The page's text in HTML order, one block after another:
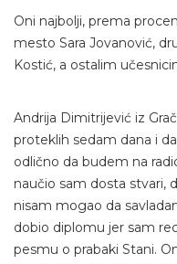
Oni najbolji, prema
mesto Sara Jovanović,
Kostić, a ostalim
Andrija Dimitrijević iz
proteklih sedam dana i
odlično da budem na
naučio sam dosta stvari,
nisam mogao da
dobio diplomu jer sam
pesmu o prabaki Stani.